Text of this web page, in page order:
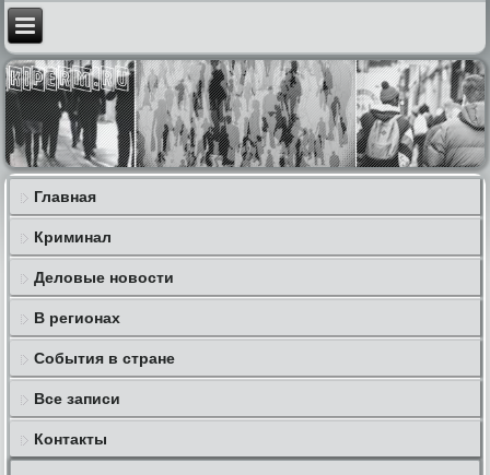
Главная
Криминал
Деловые новости
В регионах
События в стране
Все записи
Контакты